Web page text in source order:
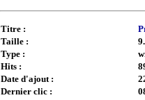
Titre :
Taille :
Type :
Hits :
Date d'ajout :
Dernier clic :